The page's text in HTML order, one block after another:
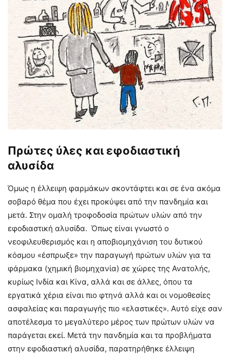
Πρώτες ύλες και εφοδιαστική
αλυσίδα
Όμως η έλλειψη φαρμάκων σκοντάφτει και σε ένα ακόμα
σοβαρό θέμα που έχει προκύψει από την πανδημία και
μετά. Στην ομαλή τροφοδοσία πρώτων υλών από την
εφοδιαστική αλυσίδα. Όπως είναι γνωστό ο
νεοφιλευθερισμός και η αποβιομηχάνιση του δυτικού
κόσμου «έσπρωξε» την παραγωγή πρώτων υλών για τα
φάρμακα (χημική βιομηχανία) σε χώρες της Ανατολής,
κυρίως Ινδία και Κίνα, αλλά και σε άλλες, όπου τα
εργατικά χέρια είναι πιο φτηνά αλλά και οι νομοθεσίες
ασφαλείας και παραγωγής πιο «ελαστικές». Αυτό είχε σαν
αποτέλεσμα το μεγαλύτερο μέρος των πρώτων υλών να
παράγεται εκεί. Μετά την πανδημία και τα προβλήματα
στην εφοδιαστική αλυσίδα, παρατηρήθηκε έλλειψη